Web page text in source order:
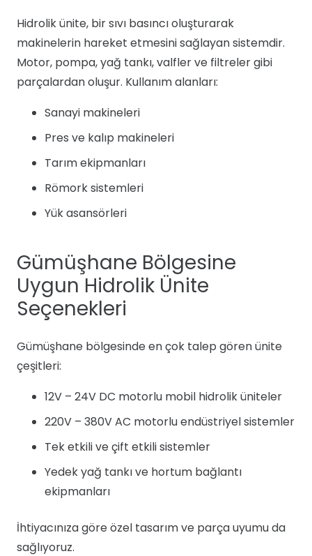
Hidrolik ünite, bir sıvı basıncı oluşturarak
makinelerin hareket etmesini sağlayan sistemdir.
Motor, pompa, yağ tankı, valfler ve filtreler gibi
parçalardan oluşur. Kullanım alanları:
Sanayi makineleri
Pres ve kalıp makineleri
Tarım ekipmanları
Römork sistemleri
Yük asansörleri
Gümüşhane Bölgesine
Uygun Hidrolik Ünite
Seçenekleri
Gümüşhane bölgesinde en çok talep gören ünite
çeşitleri:
12V – 24V DC motorlu mobil hidrolik üniteler
220V – 380V AC motorlu endüstriyel sistemler
Tek etkili ve çift etkili sistemler
Yedek yağ tankı ve hortum bağlantı
ekipmanları
İhtiyacınıza göre özel tasarım ve parça uyumu da
sağlıyoruz.